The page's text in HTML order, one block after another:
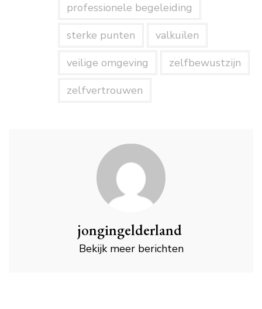
professionele begeleiding
sterke punten
valkuilen
veilige omgeving
zelfbewustzijn
zelfvertrouwen
jongingelderland
Bekijk meer berichten